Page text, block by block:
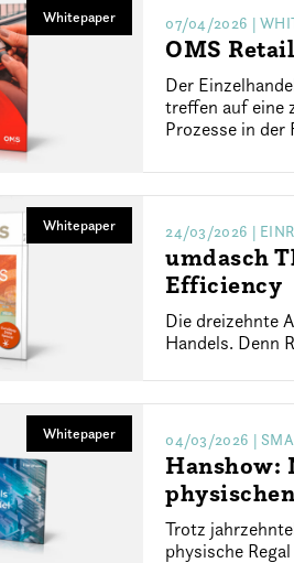
Whitepaper 07/04/2026 |
OMS
Der
treffen auf eine
Prozesse in der
Whitepaper 24/03/2026 |
umdasch
Efficiency
Die dreizehnte
Handels. Denn
Whitepaper 04/03/2026 |
Hanshow:
Trotz
physische